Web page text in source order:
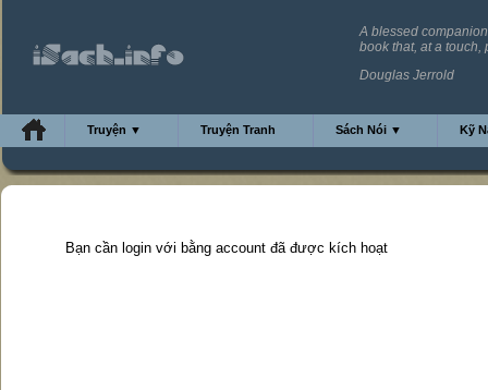
A blessed
book that, at a touch,
Douglas Jerrold
Truyện ▼ Truyện Tranh Sách Nói ▼ Kỹ
Bạn cần login với bằng account đã được kích hoạt